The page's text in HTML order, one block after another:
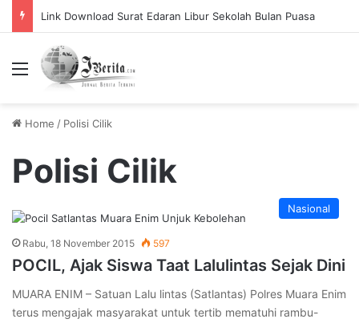
Link Download Surat Edaran Libur Sekolah Bulan Puasa
Menu
Home / Polisi Cilik
Polisi Cilik
Nasional
Rabu, 18 November 2015 597
POCIL, Ajak Siswa Taat Lalulintas Sejak Dini
MUARA ENIM – Satuan Lalu lintas (Satlantas) Polres Muara Enim
terus mengajak masyarakat untuk tertib mematuhi rambu-